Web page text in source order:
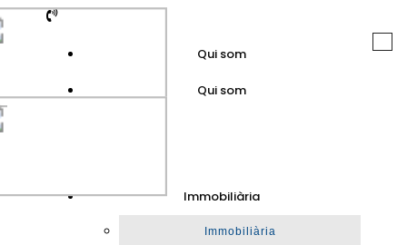
Qui som
Qui som
Immobiliària
Immobiliària